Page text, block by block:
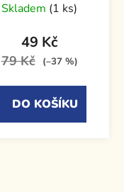
Skladem (1 ks)
49 Kč
79 Kč (–37 %)
DO KOŠÍKU